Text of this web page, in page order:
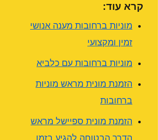
קרא עוד:
מוניות ברחובות מענה אנושי
זמין ומקצועי
מוניות ברחובות עם כלביא
הזמנת מונית מראש מוניות
ברחובות
הזמנת מונית ספיישל מראש
הדרך הבטוחה להגיע בזמן